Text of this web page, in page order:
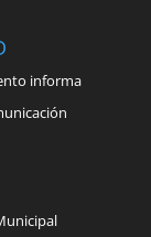
informa